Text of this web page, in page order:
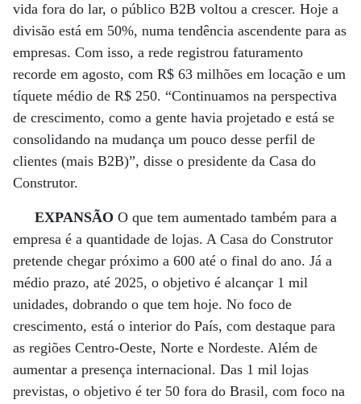
vida fora do lar, o público B2B voltou a crescer. Hoje a
divisão está em 50%, numa tendência ascendente para as
empresas. Com isso, a rede registrou faturamento
recorde em agosto, com R$ 63 milhões em locação e um
tíquete médio de R$ 250. “Continuamos na perspectiva
de crescimento, como a gente havia projetado e está se
consolidando na mudança um pouco desse perfil de
clientes (mais B2B)”, disse o presidente da Casa do
Construtor.
EXPANSÃO O que tem aumentado também para a
empresa é a quantidade de lojas. A Casa do Construtor
pretende chegar próximo a 600 até o final do ano. Já a
médio prazo, até 2025, o objetivo é alcançar 1 mil
unidades, dobrando o que tem hoje. No foco de
crescimento, está o interior do País, com destaque para
as regiões Centro-Oeste, Norte e Nordeste. Além de
aumentar a presença internacional. Das 1 mil lojas
previstas, o objetivo é ter 50 fora do Brasil, com foco na